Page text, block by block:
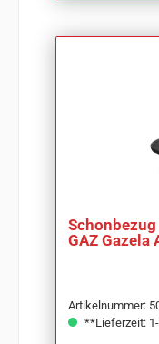
GAZ
Artikelnummer:
**Lieferzeit: